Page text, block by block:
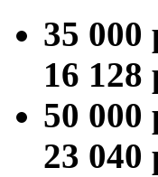
35 000
16 128
50 000
23 040